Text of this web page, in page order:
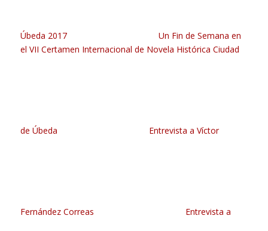
Úbeda 2017
Un Fin de Semana en
el VII Certamen Internacional de Novela Histórica Ciudad
de Úbeda Entrevista a Víctor
Fernández Correas Entrevista a